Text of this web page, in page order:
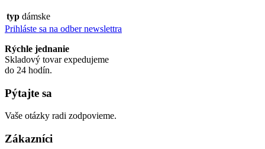
typ dámske
Prihláste sa na odber newslettra
Rýchle jednanie
Skladový tovar expedujeme
do 24 hodín.
Pýtajte sa
Vaše otázky radi zodpovieme.
Zákazníci